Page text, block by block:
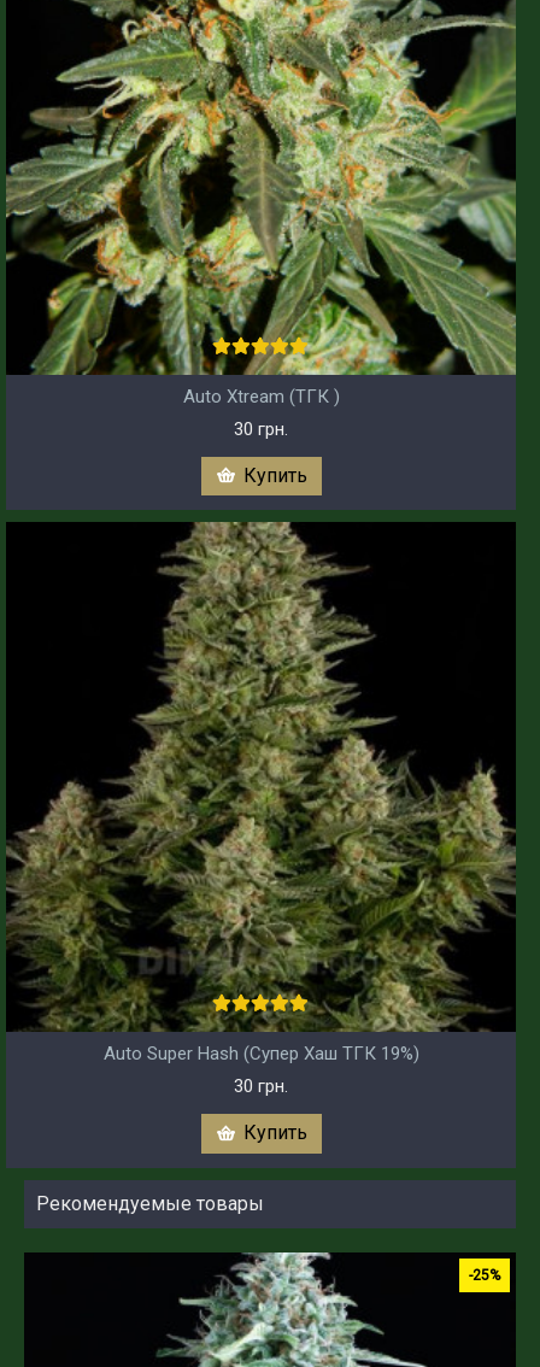
Auto Xtream (ТГК )
30 грн.
Купить
Auto Super Hash (Супер Хаш ТГК 19%)
30 грн.
Купить
Рекомендуемые товары
-25%